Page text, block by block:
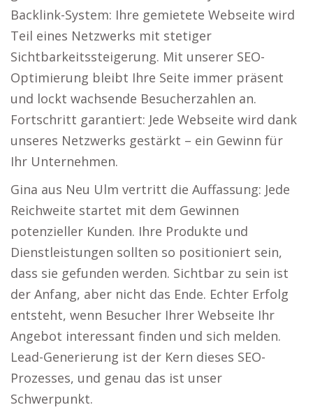
Backlink-System: Ihre gemietete Webseite wird
Teil eines Netzwerks mit stetiger
Sichtbarkeitssteigerung. Mit unserer SEO-
Optimierung bleibt Ihre Seite immer präsent
und lockt wachsende Besucherzahlen an.
Fortschritt garantiert: Jede Webseite wird dank
unseres Netzwerks gestärkt – ein Gewinn für
Ihr Unternehmen.
Gina aus Neu Ulm vertritt die Auffassung: Jede
Reichweite startet mit dem Gewinnen
potenzieller Kunden. Ihre Produkte und
Dienstleistungen sollten so positioniert sein,
dass sie gefunden werden. Sichtbar zu sein ist
der Anfang, aber nicht das Ende. Echter Erfolg
entsteht, wenn Besucher Ihrer Webseite Ihr
Angebot interessant finden und sich melden.
Lead-Generierung ist der Kern dieses SEO-
Prozesses, und genau das ist unser
Schwerpunkt.